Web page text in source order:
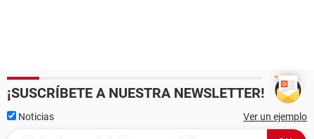
¡SUSCRÍBETE A NUESTRA NEWSLETTER!
Noticias Ver un ejemplo